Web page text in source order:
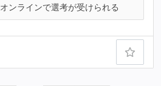
オンラインで選考が受けられる